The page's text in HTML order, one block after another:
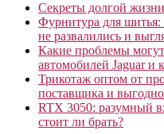
Секреты долгой
Фурнитура для
не развалились и
Какие проблемы
автомобилей Jaguar и
Трикотаж оптом от
поставщика и
RTX 3050: разумный
стоит ли брать?